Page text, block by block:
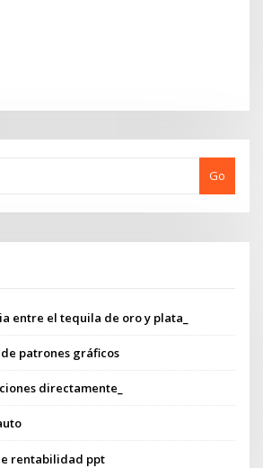
Go
entre el tequila de oro y plata_
patrones gráficos
directamente_
rentabilidad ppt